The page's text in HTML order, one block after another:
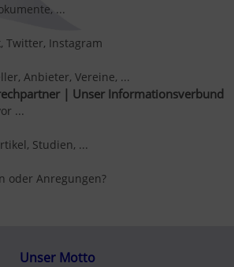
...
Twitter, Instagram
Anbieter, Vereine, ...
| Unser Informationsverbund
...
Studien, ...
oder Anregungen?
Unser Motto